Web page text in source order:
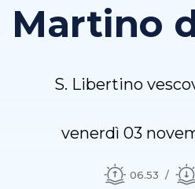
Martino
S. Libertino
venerdì 03
06.53